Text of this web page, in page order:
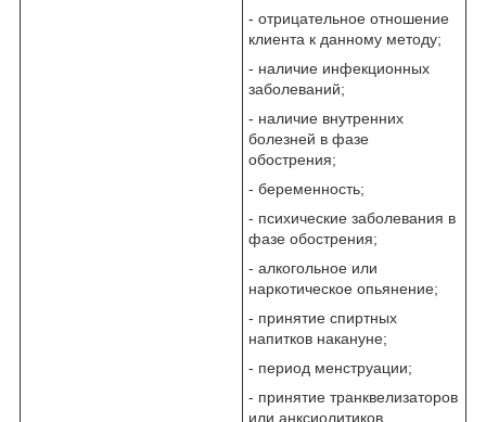
- отрицательное отношение
клиента к данному методу;
- наличие инфекционных
заболеваний;
- наличие внутренних
болезней в фазе
обострения;
- беременность;
- психические заболевания в
фазе обострения;
- алкогольное или
наркотическое опьянение;
- принятие спиртных
напитков накануне;
- период менструации;
- принятие транквелизаторов
или анксиолитиков.